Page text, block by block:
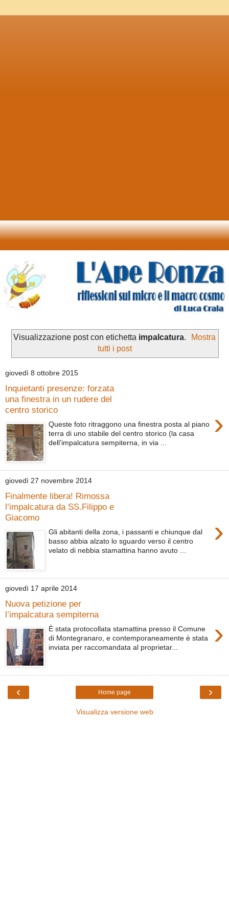
Visualizzazione post con etichetta impalcatura.
Mostra
tutti i post
giovedì 8 ottobre 2015
Inquietanti presenze: forzata
una finestra in un rudere del
centro storico
›
Queste foto ritraggono una finestra posta al piano
terra di uno stabile del centro storico (la casa
dell’impalcatura sempiterna, in via ...
giovedì 27 novembre 2014
Finalmente libera! Rimossa
l’impalcatura da SS.Filippo e
Giacomo
›
Gli abitanti della zona, i passanti e chiunque dal
basso abbia alzato lo sguardo verso il centro
velato di nebbia stamattina hanno avuto ...
giovedì 17 aprile 2014
Nuova petizione per
l’impalcatura sempiterna
›
È stata protocollata stamattina presso il Comune
di Montegranaro, e contemporaneamente è stata
inviata per raccomandata al proprietar...
‹ ›
Home page
Visualizza versione web